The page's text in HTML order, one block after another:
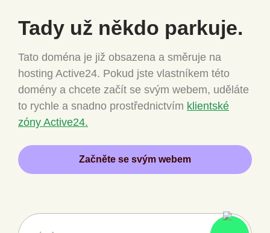
Tady už někdo parkuje.
Tato doména je již obsazena a směruje na
hosting Active24. Pokud jste vlastníkem této
domény a chcete začít se svým webem, uděláte
to rychle a snadno prostřednictvím klientské
zóny Active24.
Začněte se svým webem